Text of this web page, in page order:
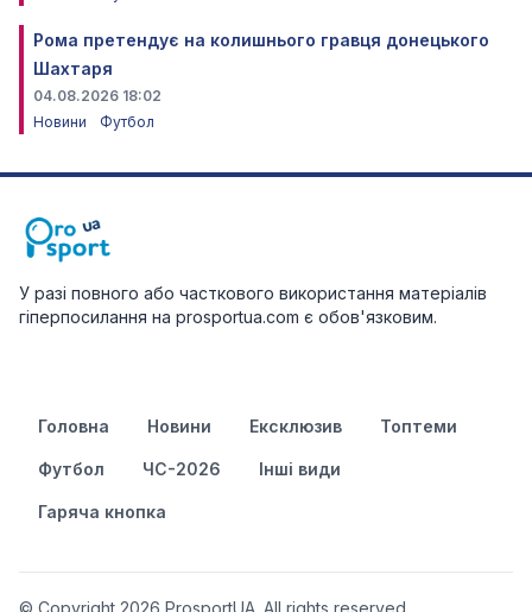
Рома претендує на колишнього гравця донецького
Шахтаря
04.08.2026 18:02
Новини
Футбол
У разі повного або часткового використання матеріалів
гіперпосилання на prosportua.com є обов'язковим.
Головна Новини Ексклюзив Топтеми
Футбол ЧС-2026 Інші види
Гаряча кнопка
© Copyright 2026 ProsportUA. All rights reserved.